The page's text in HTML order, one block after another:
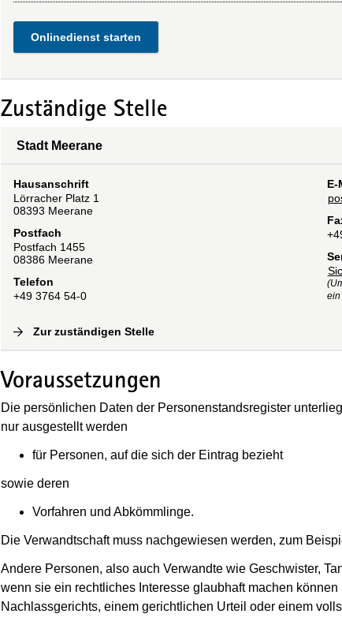
Onlinedienst starten
Zuständige Stelle
Stadt Meerane
Hausanschrift
Lörracher Platz 1
08393 Meerane
Postfach
Postfach 1455
08386 Meerane
Telefon
+49 3764 54-0
E-
ein
Zur zuständigen Stelle
Voraussetzungen
Die persönlichen Daten der Personenstandsregister
nur ausgestellt werden
für Personen, auf die sich der Eintrag bezieht
sowie deren
Vorfahren und Abkömmlinge.
Die Verwandtschaft muss nachgewiesen werden, zum
Andere Personen, also auch Verwandte wie Geschwister,
wenn sie ein rechtliches Interesse glaubhaft machen
Nachlassgerichts, einem gerichtlichen Urteil oder einem